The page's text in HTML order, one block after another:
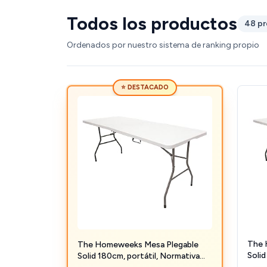
Todos los productos 48
Ordenados por nuestro sistema de ranking propio
⭐ DESTACADO
The Homeweeks Mesa Plegable
Solid 180cm, portátil, Normativa
The